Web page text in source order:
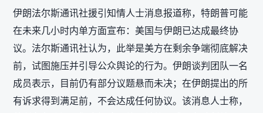
伊朗法尔斯通讯社援引知情人士消息报道称，特朗普可能
在未来几小时内单方面宣布：美国与伊朗已达成最终协
议。法尔斯通讯社认为，此举是美方在剩余争端彻底解决
前，试图施压并引导公众舆论的行为。伊朗谈判团队一名
成员表示，目前仍有部分议题悬而未决；在伊朗提出的所
有诉求得到满足前，不会达成任何协议。该消息人士称，